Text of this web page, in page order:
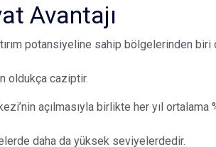
Avantajı
potansiyeline sahip bölgelerinden biri
oldukça caziptir.
açılmasıyla birlikte her yıl ortalama
daha da yüksek seviyelerdedir.